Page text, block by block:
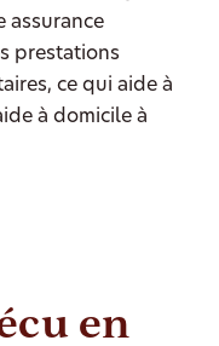
assurance
prestations
ce qui aide à
à domicile à
en